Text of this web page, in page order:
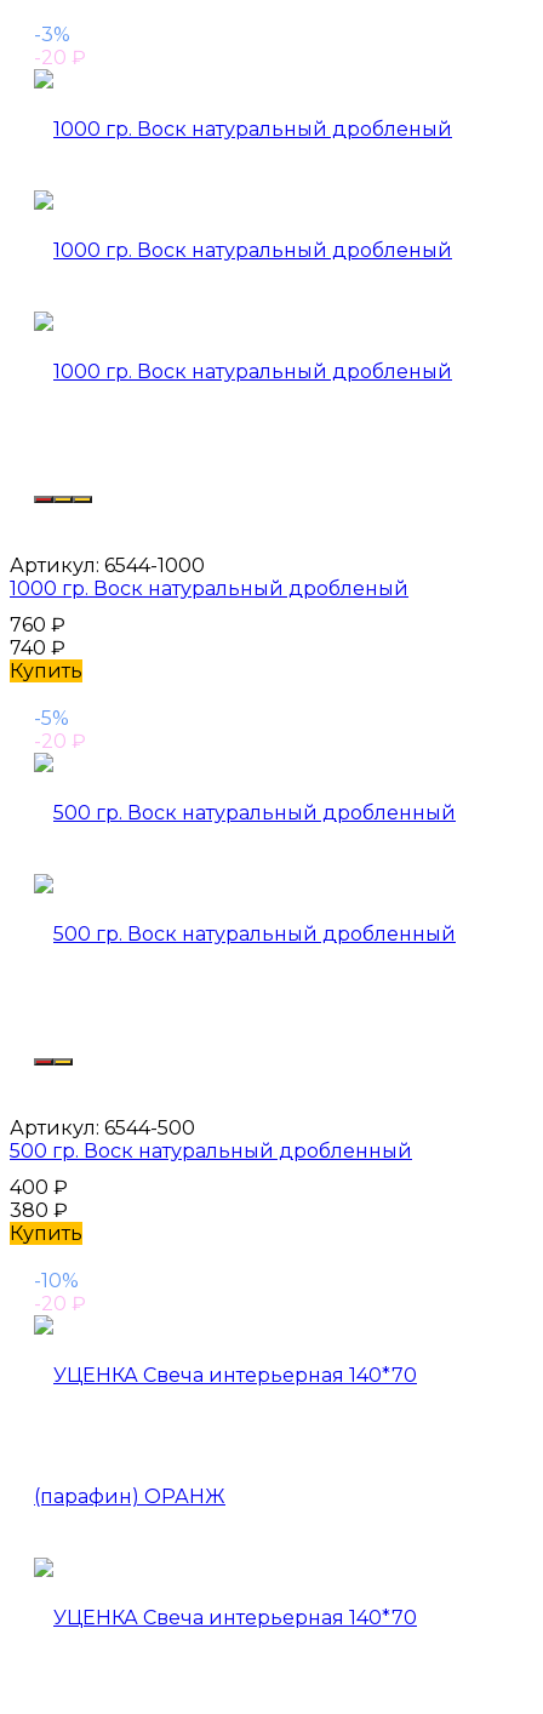
-3%
-20 ₽
Артикул: 6544-1000
1000 гр. Воск натуральный дробленый
760 ₽
740 ₽
Купить
-5%
-20 ₽
Артикул: 6544-500
500 гр. Воск натуральный дробленный
400 ₽
380 ₽
Купить
-10%
-20 ₽